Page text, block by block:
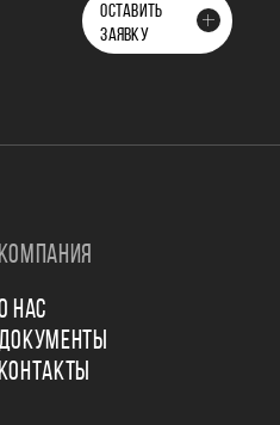
ОСТАВИТЬ
ЗАЯВКУ
КОМПАНИЯ
НАС